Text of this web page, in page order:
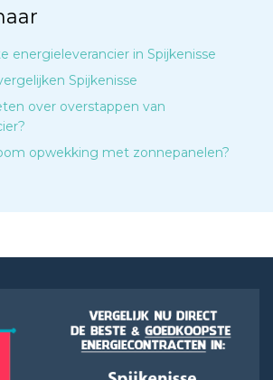
energieleverancier in Spijkenisse
Spijkenisse
over overstappen van
opwekking met zonnepanelen?